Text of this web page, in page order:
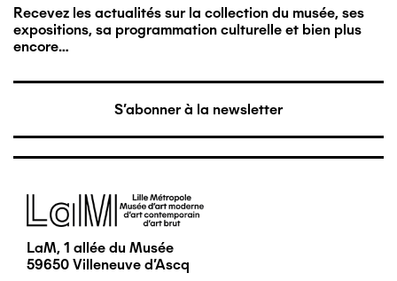
Recevez les actualités sur la collection du musée, ses
expositions, sa programmation culturelle et bien plus
encore…
S'abonner à la newsletter
Image
LaM, 1 allée du Musée
59650 Villeneuve d'Ascq